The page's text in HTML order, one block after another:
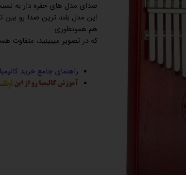
صدای مدل های حفره دار به
این مدل بلند ترین صدا رو
هم همونطوری
که در تصویر میبینید، متفاوت
راهنمای جامع خرید
آموزش کالیمبا رو از این لینک